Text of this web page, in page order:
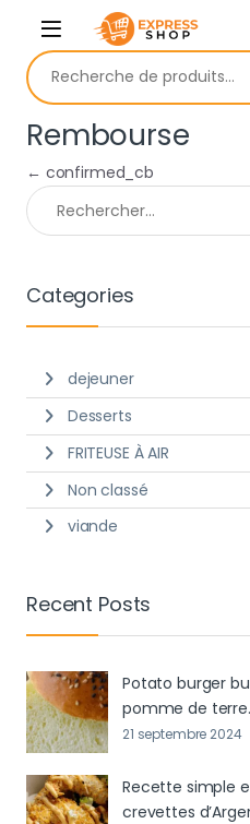
Skip to navigation
Skip to content
Recherche pour :
Rembourse
Navigation de
← confirmed_cb
Rechercher :
Categories
dejeuner
Desserts
FRITEUSE À AIR
Non classé
viande
Recent Posts
Potato burger
pomme de terre.
21 septembre 2024
Recette simple
crevettes